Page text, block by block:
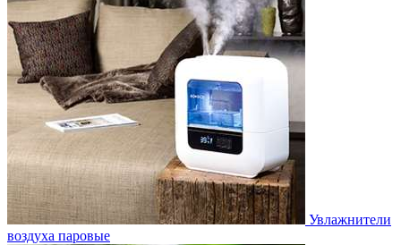
Увлажнители
воздуха паровые